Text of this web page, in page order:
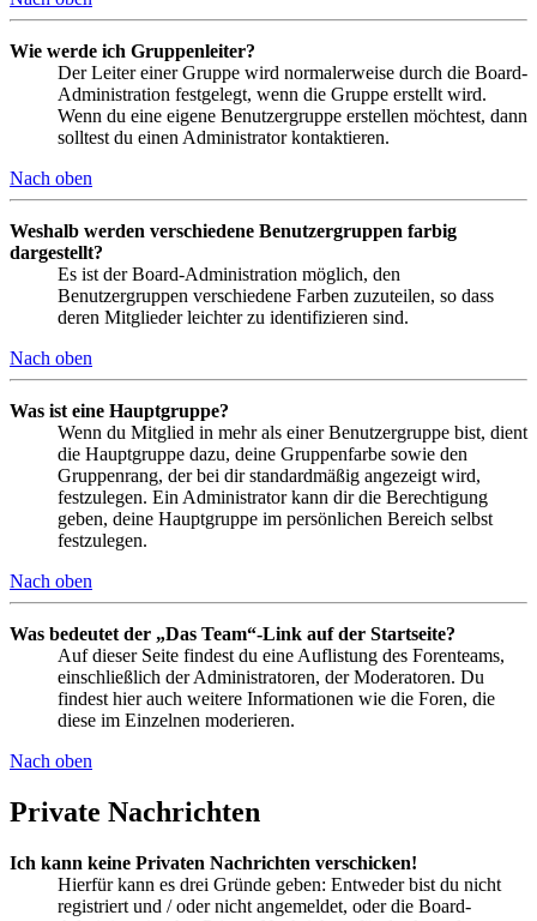
Wie werde ich Gruppenleiter?
Der Leiter einer Gruppe wird normalerweise durch die Board-
Administration festgelegt, wenn die Gruppe erstellt wird.
Wenn du eine eigene Benutzergruppe erstellen möchtest, dann
solltest du einen Administrator kontaktieren.
Nach oben
Weshalb werden verschiedene Benutzergruppen farbig
dargestellt?
Es ist der Board-Administration möglich, den
Benutzergruppen verschiedene Farben zuzuteilen, so dass
deren Mitglieder leichter zu identifizieren sind.
Nach oben
Was ist eine Hauptgruppe?
Wenn du Mitglied in mehr als einer Benutzergruppe bist, dient
die Hauptgruppe dazu, deine Gruppenfarbe sowie den
Gruppenrang, der bei dir standardmäßig angezeigt wird,
festzulegen. Ein Administrator kann dir die Berechtigung
geben, deine Hauptgruppe im persönlichen Bereich selbst
festzulegen.
Nach oben
Was bedeutet der „Das Team“-Link auf der Startseite?
Auf dieser Seite findest du eine Auflistung des Forenteams,
einschließlich der Administratoren, der Moderatoren. Du
findest hier auch weitere Informationen wie die Foren, die
diese im Einzelnen moderieren.
Nach oben
Private Nachrichten
Ich kann keine Privaten Nachrichten verschicken!
Hierfür kann es drei Gründe geben: Entweder bist du nicht
registriert und / oder nicht angemeldet, oder die Board-